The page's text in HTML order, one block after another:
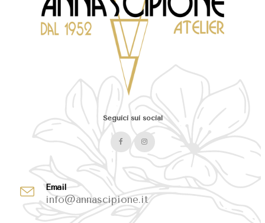
Seguici sui social
Email
info@annascipione.it